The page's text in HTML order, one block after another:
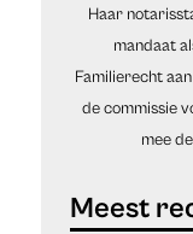
Haar
mandaat
Familierecht
de commissie
mee